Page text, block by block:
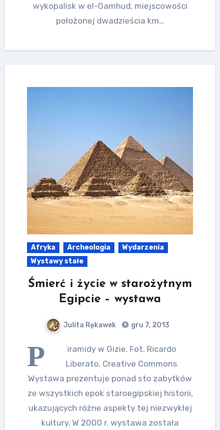
wykopalisk w el-Gamhud, miejscowości
położonej dwadzieścia km…
Afryka Archeologia
Wydarzenia
Wystawy stałe
Śmierć i życie w starożytnym
Egipcie – wystawa
Julita Rękawek gru 7, 2013
P
iramidy w Gizie. Fot. Ricardo
Liberato. Creative Commons
Wystawa prezentuje ponad sto zabytków
ze wszystkich epok staroegipskiej historii,
ukazujących różne aspekty tej niezwykłej
kultury. W 2000 r. wystawa została